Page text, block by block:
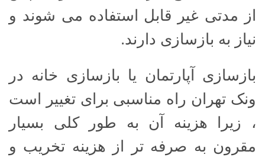
از مدتی غیر قابل استفاده می شوند و
نیاز به بازسازی دارند.
بازسازی آپارتمان یا بازسازی خانه در
ونک تهران راه مناسبی برای تغییر است
، زیرا هزینه آن به طور کلی بسیار
مقرون به صرفه تر از هزینه تخریب و